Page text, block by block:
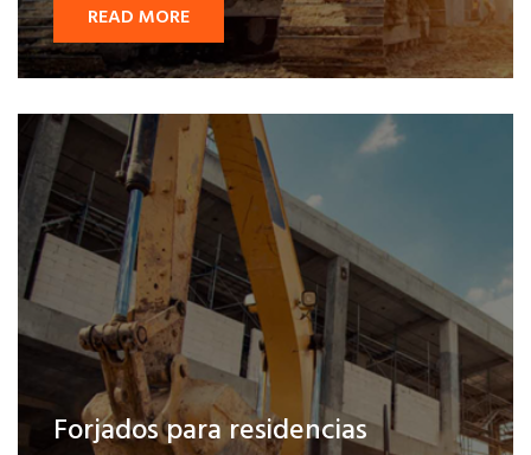
READ MORE
Forjados para residencias